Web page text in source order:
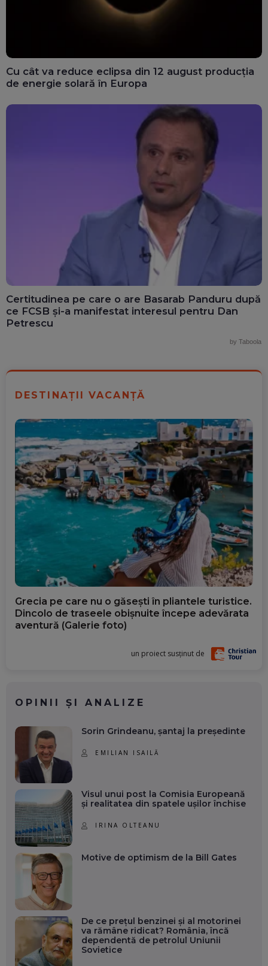
Cu cât va reduce eclipsa din 12 august producția
de energie solară în Europa
Certitudinea pe care o are Basarab Panduru după
ce FCSB și-a manifestat interesul pentru Dan
Petrescu
by Taboola
DESTINAȚII VACANȚĂ
Grecia pe care nu o găsești în pliantele turistice.
Dincolo de traseele obișnuite începe adevărata
aventură (Galerie foto)
un proiect susținut de
OPINII ȘI ANALIZE
Sorin Grindeanu, șantaj la președinte
EMILIAN ISAILĂ
Visul unui post la Comisia Europeană
și realitatea din spatele ușilor închise
IRINA OLTEANU
Motive de optimism de la Bill Gates
De ce prețul benzinei și al motorinei
va rămâne ridicat? România, încă
dependentă de petrolul Uniunii
Sovietice